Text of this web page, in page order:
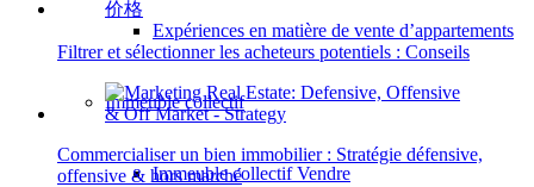
Expériences en matière de vente d’appartements
Immeuble collectif
Immeuble collectif Vendre
Filtrer et sélectionner les acheteurs potentiels : Conseils
Commercialiser un bien immobilier : Stratégie défensive,
offensive & hors marché